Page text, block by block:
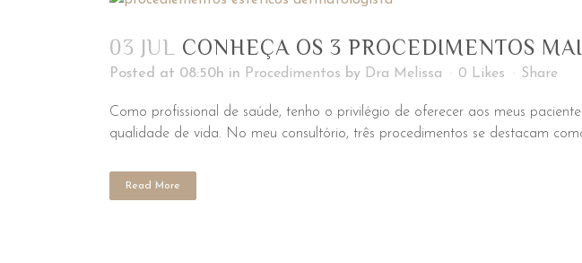
03 JUL CONHEÇA OS 3 PROCEDIMENTOS
Posted at 08:50h in Procedimentos by Dra Melissa 0 Likes Share
Como profissional de saúde, tenho o privilégio de oferecer aos meus
qualidade de vida. No meu consultório, três procedimentos se destacam
Read More